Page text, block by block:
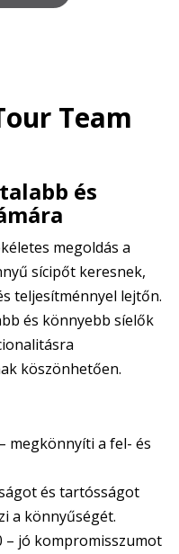
Team
és
megoldás a
sícipőt keresnek,
teljesítménnyel lejtőn.
és könnyebb síelők
köszönhetően.
megkönnyíti a fel- és
és tartósságot
a könnyűségét.
– jó kompromisszumot